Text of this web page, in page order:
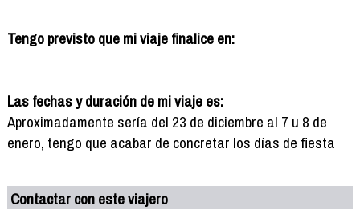
Tengo previsto que mi viaje finalice en:
Las fechas y duración de mi viaje es:
Aproximadamente sería del 23 de diciembre al 7 u 8 de
enero, tengo que acabar de concretar los días de fiesta
Contactar con este viajero